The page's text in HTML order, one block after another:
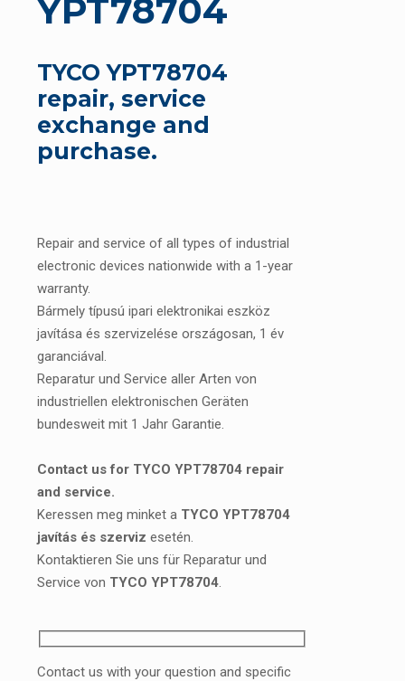
YPT78704
TYCO YPT78704
repair, service
exchange and
purchase.
Repair and service of all types of industrial
electronic devices nationwide with a 1-year
warranty.
Bármely típusú ipari elektronikai eszköz
javítása és szervizelése országosan, 1 év
garanciával.
Reparatur und Service aller Arten von
industriellen elektronischen Geräten
bundesweit mit 1 Jahr Garantie.
Contact us for TYCO YPT78704 repair
and service.
Keressen meg minket a TYCO YPT78704
javítás és szerviz esetén.
Kontaktieren Sie uns für Reparatur und
Service von TYCO YPT78704.
Contact us with your question and specific